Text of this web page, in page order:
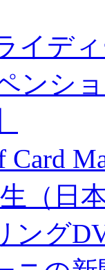
イデ
ンシ
Card
（日
ング